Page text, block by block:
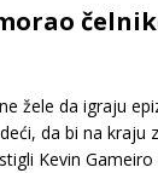
žele da igraju
da bi na kraju
Kevin